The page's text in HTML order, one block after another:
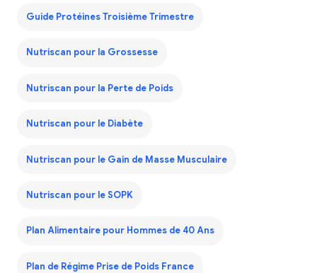
Guide Protéines Troisième Trimestre
Nutriscan pour la Grossesse
Nutriscan pour la Perte de Poids
Nutriscan pour le Diabète
Nutriscan pour le Gain de Masse Musculaire
Nutriscan pour le SOPK
Plan Alimentaire pour Hommes de 40 Ans
Plan de Régime Prise de Poids France